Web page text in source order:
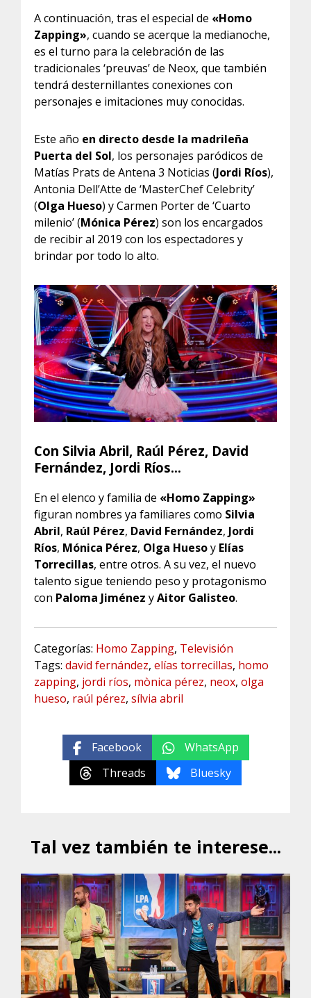
A continuación, tras el especial de «Homo
Zapping», cuando se acerque la medianoche,
es el turno para la celebración de las
tradicionales ‘preuvas’ de Neox, que también
tendrá desternillantes conexiones con
personajes e imitaciones muy conocidas.
Este año en directo desde la madrileña
Puerta del Sol, los personajes paródicos de
Matías Prats de Antena 3 Noticias (Jordi Ríos),
Antonia Dell’Atte de ‘MasterChef Celebrity’
(Olga Hueso) y Carmen Porter de ‘Cuarto
milenio’ (Mónica Pérez) son los encargados
de recibir al 2019 con los espectadores y
brindar por todo lo alto.
Con Silvia Abril, Raúl Pérez, David
Fernández, Jordi Ríos…
En el elenco y familia de «Homo Zapping»
figuran nombres ya familiares como Silvia
Abril, Raúl Pérez, David Fernández, Jordi
Ríos, Mónica Pérez, Olga Huesoy Elías
Torrecillas, entre otros. A su vez, el nuevo
talento sigue teniendo peso y protagonismo
con Paloma Jiménez yAitor Galisteo.
Categorías: Homo Zapping, Televisión
Tags:david fernández,elías torrecillas, homo
zapping, jordi ríos, mònica pérez, neox,olga
hueso, raúl pérez,sílvia abril
Facebook
WhatsApp
Threads
Bluesky
Tal vez también te interese...